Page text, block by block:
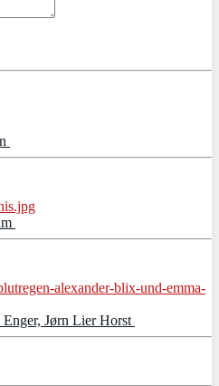
Jørn Lier Horst